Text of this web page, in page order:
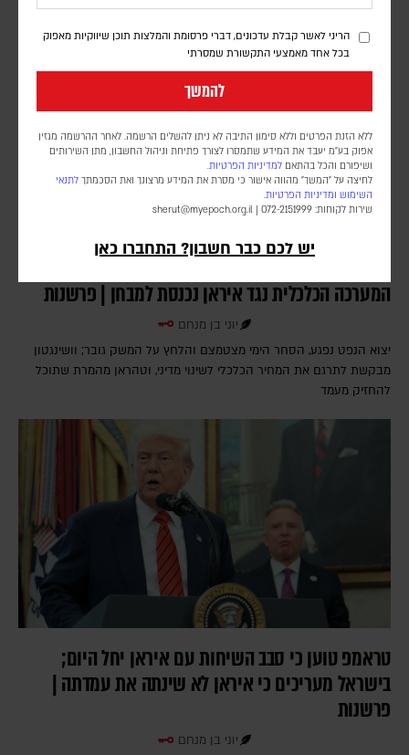
הריני לאשר קבלת עדכונים, דברי פרסומת והמלצות תוכן שיווקיות מאפוק
בכל אחד מאמצעי התקשורת שמסרתי
להמשך
ללא הזנת הפרטים וללא סימון התיבה לא ניתן להשלים הרשמה. לאחר ההרשמה מגזין
אפוק בע״מ יעבד את המידע שתמסרו לצורך פתיחת וניהול החשבון, מתן השירותים
ושיפורם והכל בהתאם למדיניות הפרטיות.
לחיצה על "המשך" מהווה אישור כי מסרת את המידע מרצונך ואת הסכמתך לתנאי
השימוש ומדיניות הפרטיות.
שירות לקוחות: 072-2151999 |
sherut@myepoch.org.il
יש לכם כבר חשבון? התחברו כאן
פזשכיאן מצידו מנסה לשמור על מעמדו מול המנהיג העליון ומשמרות
המערכה הכלכלית נגד איראן נכנסת למבחן | פרשנות
יוני בן מנחם
יצוא הנפט נפגע, הסחר הימי מצטמצם והלחץ על המשק גובר; וושינגטון
מבקשת לתרגם את המחיר הכלכלי לשינוי מדיני, וטהראן מהמרת שתוכל
להחזיק מעמד
טראמפ טוען כי סבב השיחות עם איראן יחל היום;
בישראל מעריכים כי איראן לא שינתה את עמדתה |
פרשנות
יוני בן מנחם